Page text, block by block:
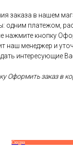
заказа в нашем
одним платежом,
нажмите кнопку
наш менеджер и
интересующие
Оформить заказ в
Скидка